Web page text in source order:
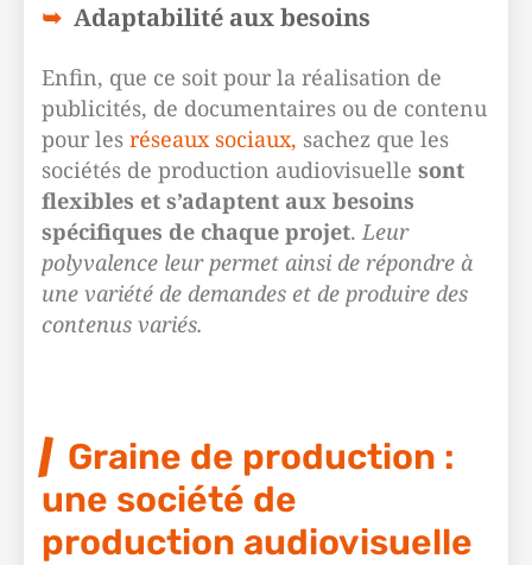
Adaptabilité aux besoins
Enfin, que ce soit pour la réalisation de
publicités, de documentaires ou de contenu
pour les réseaux sociaux, sachez que les
sociétés de production audiovisuelle sont
flexibles et s’adaptent aux besoins
spécifiques de chaque projet.Leur
polyvalence leur permet ainsi de répondre à
une variété de demandes et de produire des
contenus variés.
Graine de production :
une société de
production audiovisuelle